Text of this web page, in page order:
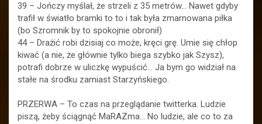
39 – Jończy myślał, że strzeli z 35 metrów… Nawet gdyby
trafił w światło bramki to to i tak była zmarnowana piłka
(bo Szromnik by to spokojnie obronił)
44 – Drażić robi dzisiaj co może, kręci grę. Umie się chłop
kiwać (a nie, że głównie tylko biega szybko jak Szysz),
potrafi dobrze w uliczkę wypuścić… Ja bym go widział na
stałe na środku zamiast Starzyńskiego.
PRZERWA – To czas na przeglądanie twitterka. Ludzie
piszą, żeby ściągnąć MaRAZma… No ludzie, ale co to za